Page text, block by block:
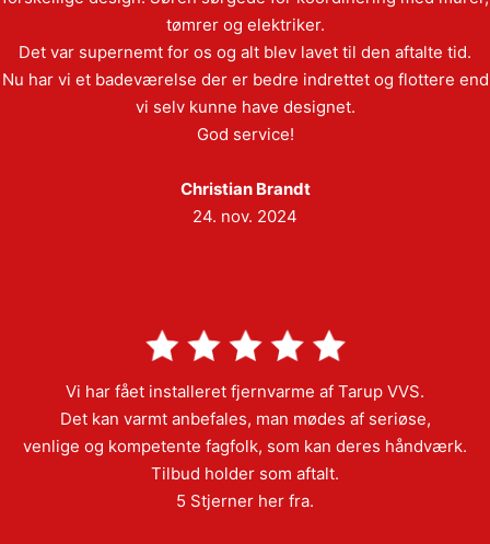
tømrer og elektriker.
Det var supernemt for os og alt blev lavet til den aftalte tid.
Nu har vi et badeværelse der er bedre indrettet og flottere end
vi selv kunne have designet.
God service!
Christian Brandt
24. nov. 2024
Vi har fået installeret fjernvarme af Tarup VVS.
Det kan varmt anbefales, man mødes af seriøse,
venlige og kompetente fagfolk, som kan deres håndværk.
Tilbud holder som aftalt.
5 Stjerner her fra.